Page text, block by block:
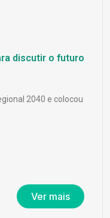
discutir o futuro
2040 e colocou
Ver mais